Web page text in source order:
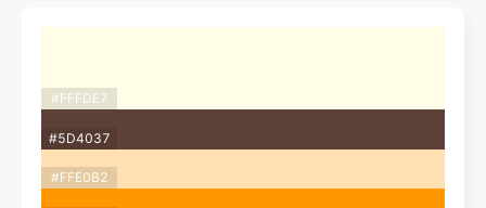
#FFFDE7
#5D4037
#FFE0B2